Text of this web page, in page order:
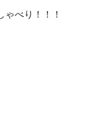
べり！！！